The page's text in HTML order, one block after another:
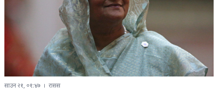
साउन २१, ०१:४७ रासस